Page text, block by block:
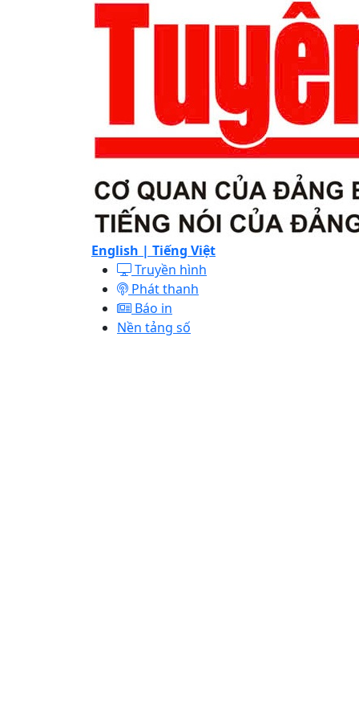
English | Tiếng Việt
Truyền hình
Phát thanh
Báo in
Nền tảng số